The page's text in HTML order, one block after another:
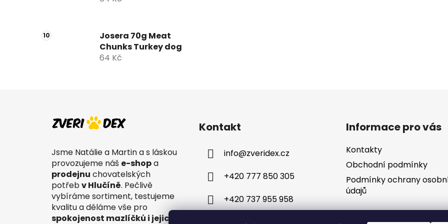
Josera 70g Meat
Chunks Turkey dog
64 Kč
Jsme Natálie a Martin a s láskou
provozujeme náš e-shopa
prodejnu chovatelských
potřebv Hlučíně. Pečlivě
vybíráme sortiment, testujeme
kvalitu a děláme vše pro
spokojenost mazlíčků i jejich
Kontakt
info@zveridex.cz
+420 777 850 305
+420 737 955 958
Informace pro vás
Kontakty
Obchodní podmínky
Podmínky ochrany
údajů